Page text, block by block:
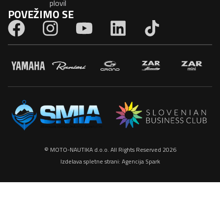
plovil
POVEŽIMO SE
© MOTO-NAUTIKA d.o.o. All Rights Reserved 2026
Izdelava spletne strani: Agencija Spark